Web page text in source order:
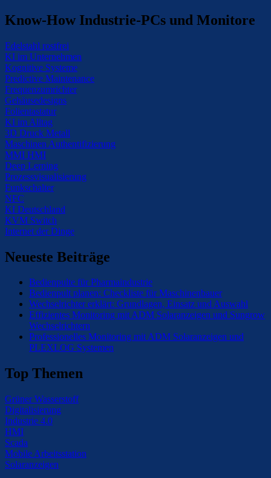
Know-How Industrie-PCs und Monitore
Edelstahl rostfrei
KI im Unternehmen
Kognitive Systeme
Predictive Maintenance
Frequenzumrichter
Gehäusedesigns
Folientastatur
KI im Alltag
3D Druck Metall
Maschinen Authentifizierung
MMI HMI
Deep Lerning
Prozessvisualisierung
Funkschalter
NFC
KI Deutschland
KVM Switch
Internet der Dinge
Neueste Beiträge
Bedienpulte für Pharmaindustrie
Bedienpult planen: Checkliste für Maschinenbauer
Wechselrichter erklärt: Grundlagen, Einsatz und Auswahl
Effizientes Monitoring mit ADM Solaranzeigen und Sungrow
Wechselrichtern
Professionelles Monitoring mit ADM Solaranzeigen und
PLEXLOG Systemen
Top Themen
Grüner Wasserstoff
Digitalisierung
Industrie 4.0
HMI
Scada
Mobile Arbeitsstation
Solaranzeigen